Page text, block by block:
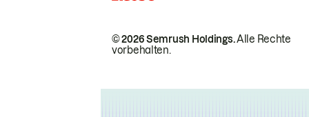
© 2026 Semrush Holdings.Alle Rechte
vorbehalten.